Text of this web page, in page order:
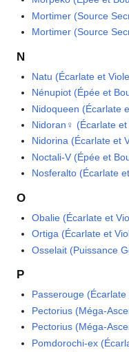
Mortimer (Source
Mortimer (Source
N
Natu (Écarlate et
Nénupiot (Épée et
Nidoqueen (Écarlate
Nidoran♀ (Écarlate
Nidorina (Écarlate et
Noctali-V (Épée et
Nosferalto (Écarlate
O
Obalie (Écarlate et
Ortiga (Écarlate et
Osselait (Puissance
P
Passerouge
Pectorius (Méga-
Pectorius (Méga-
Pomdorochi-ex